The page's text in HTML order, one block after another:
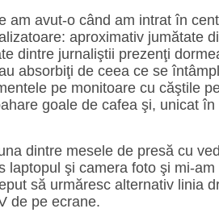
am avut-o când am intrat în
aproximativ jumătate
dintre jurnaliştii prezenţi
absorbiţi de ceea ce se
pe monitoare cu căştile
goale de cafea şi, unicat
dintre mesele de presă cu
laptopul şi camera foto şi mi-
să urmăresc alternativ linia
de pe ecrane.